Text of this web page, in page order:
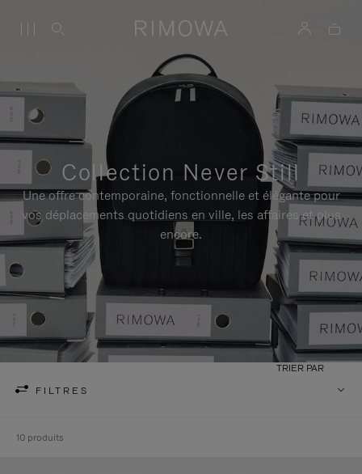
Collection Never Still
Une offre contemporaine, fonctionnelle et élégante pour
vos déplacements quotidiens en ville, les affaires et plus
encore.
FILTRES
TRIER PAR
10 produits